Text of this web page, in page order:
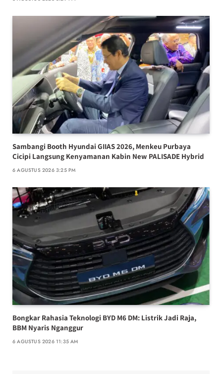
Sambangi Booth Hyundai GIIAS 2026, Menkeu Purbaya
Cicipi Langsung Kenyamanan Kabin New PALISADE Hybrid
6 AGUSTUS 2026 3:25 PM
Bongkar Rahasia Teknologi BYD M6 DM: Listrik Jadi Raja,
BBM Nyaris Nganggur
6 AGUSTUS 2026 11:35 AM